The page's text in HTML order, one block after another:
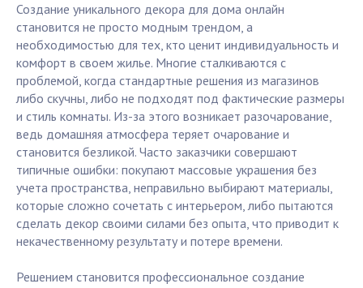
Создание уникального декора для дома онлайн
становится не просто модным трендом, а
необходимостью для тех, кто ценит индивидуальность и
комфорт в своем жилье. Многие сталкиваются с
проблемой, когда стандартные решения из магазинов
либо скучны, либо не подходят под фактические размеры
и стиль комнаты. Из-за этого возникает разочарование,
ведь домашняя атмосфера теряет очарование и
становится безликой. Часто заказчики совершают
типичные ошибки: покупают массовые украшения без
учета пространства, неправильно выбирают материалы,
которые сложно сочетать с интерьером, либо пытаются
сделать декор своими силами без опыта, что приводит к
некачественному результату и потере времени.
Решением становится профессиональное создание